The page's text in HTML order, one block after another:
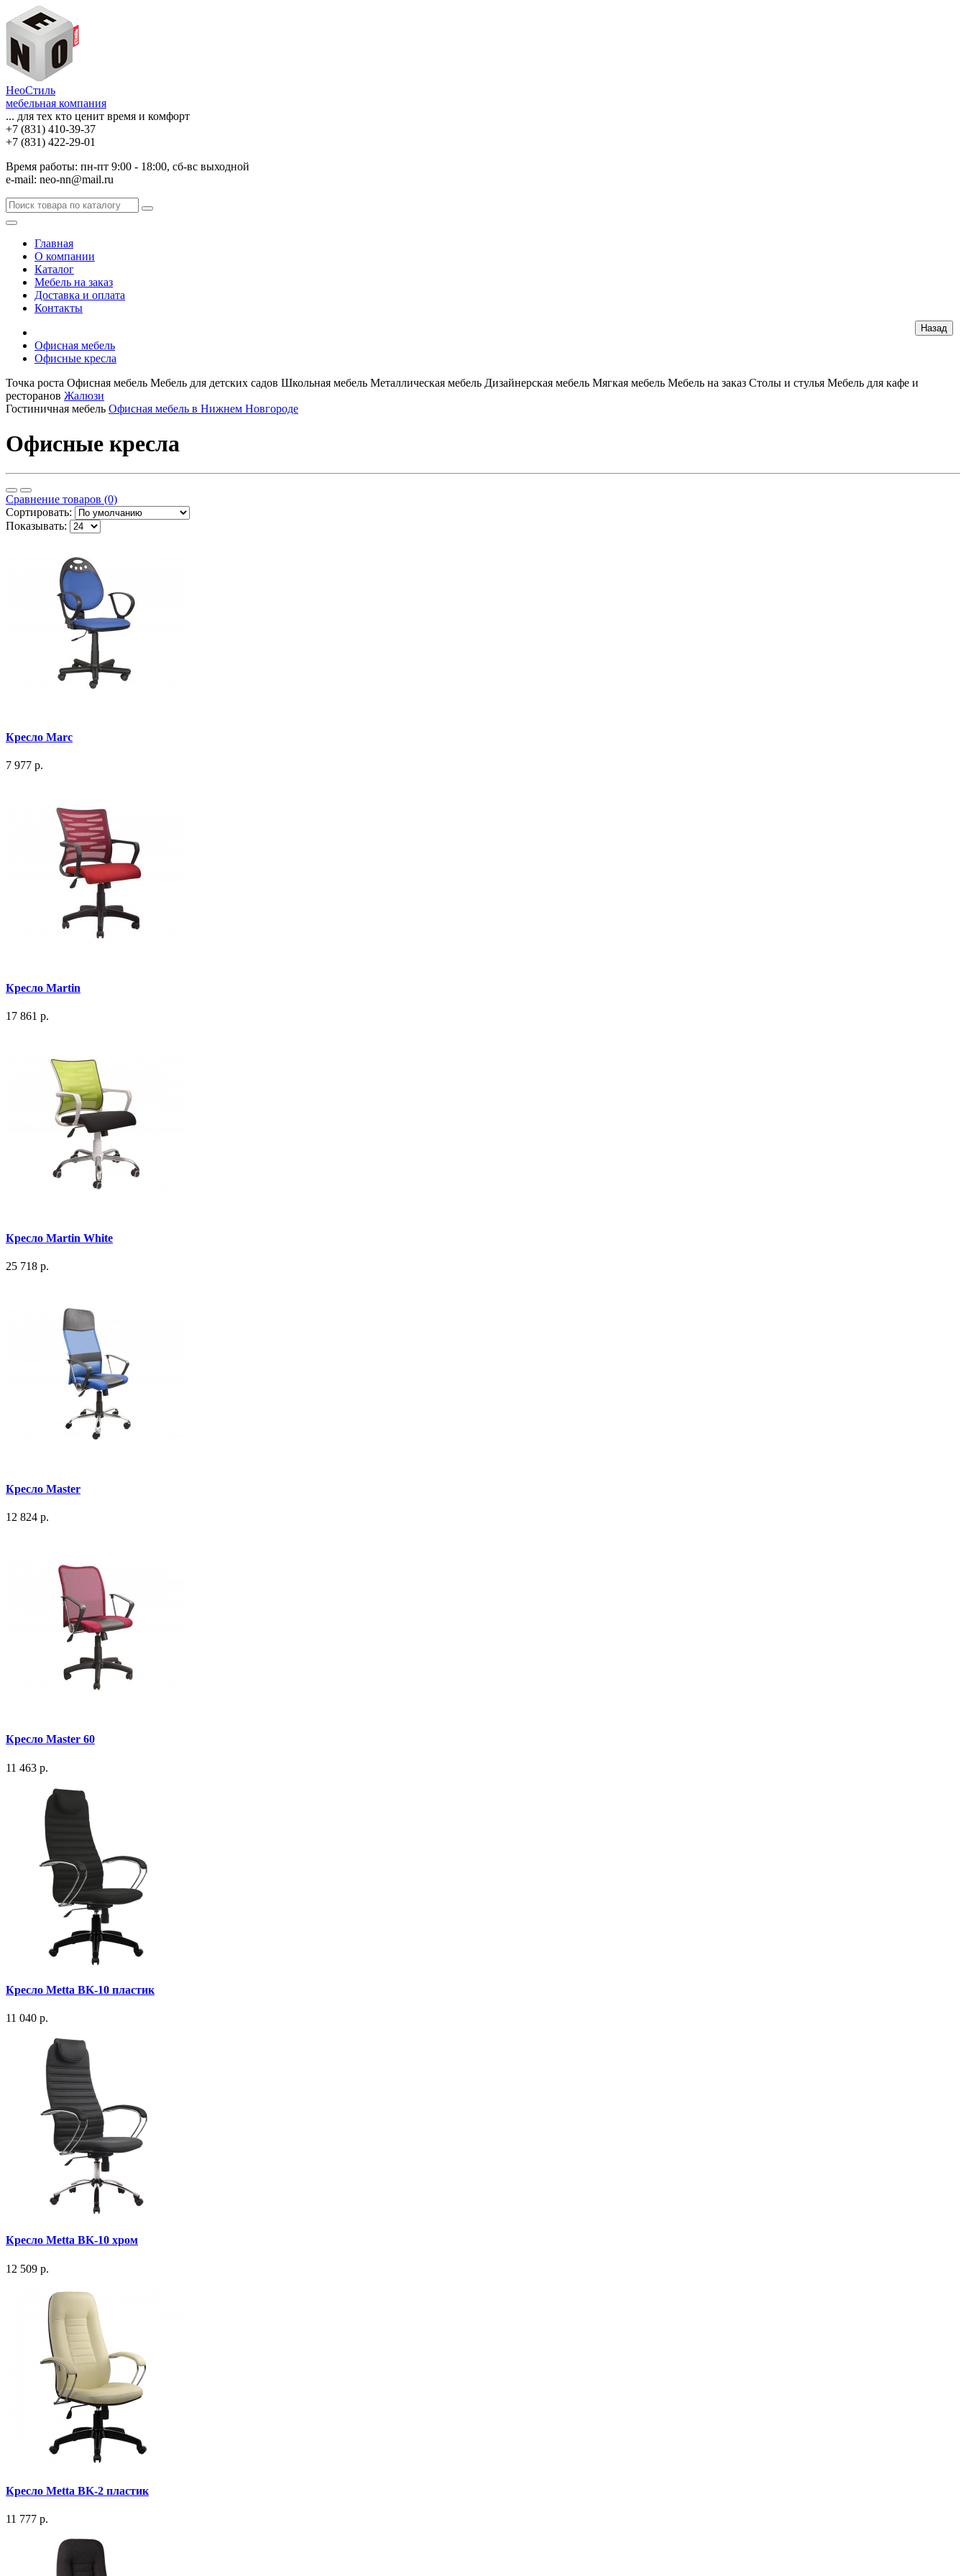
НеоСтиль
мебельная компания
... для тех кто ценит время и комфорт
+7 (831) 410-39-37
+7 (831) 422-29-01
Время работы: пн-пт 9:00 - 18:00, сб-вс выходной
e-mail: neo-nn@mail.ru
Главная
О компании
Каталог
Мебель на заказ
Доставка и оплата
Контакты
Офисная мебель
Офисные кресла
Точка роста Офисная мебель Мебель для детских садов Школьная мебель Металлическая мебель Дизайнерская мебель Мягкая мебель Мебель на заказ Столы и стулья Мебель для кафе и
ресторанов Жалюзи
Гостиничная мебель Офисная мебель в Нижнем Новгороде
Офисные кресла
Сравнение товаров (0)
Сортировать:
Показывать:
Кресло Marc
7 977 р.
Кресло Martin
17 861 р.
Кресло Martin White
25 718 р.
Кресло Master
12 824 р.
Кресло Master 60
11 463 р.
Кресло Metta BK-10 пластик
11 040 р.
Кресло Metta BK-10 хром
12 509 р.
Кресло Metta BK-2 пластик
11 777 р.